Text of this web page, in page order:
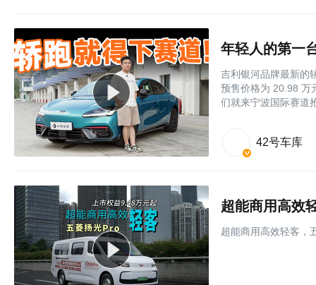
年轻人的第一
吉利银河品牌最新的
预售价格为 20.98 万
们就来宁波国际赛道
42号车库
超能商用高效
超能商用高效轻客，